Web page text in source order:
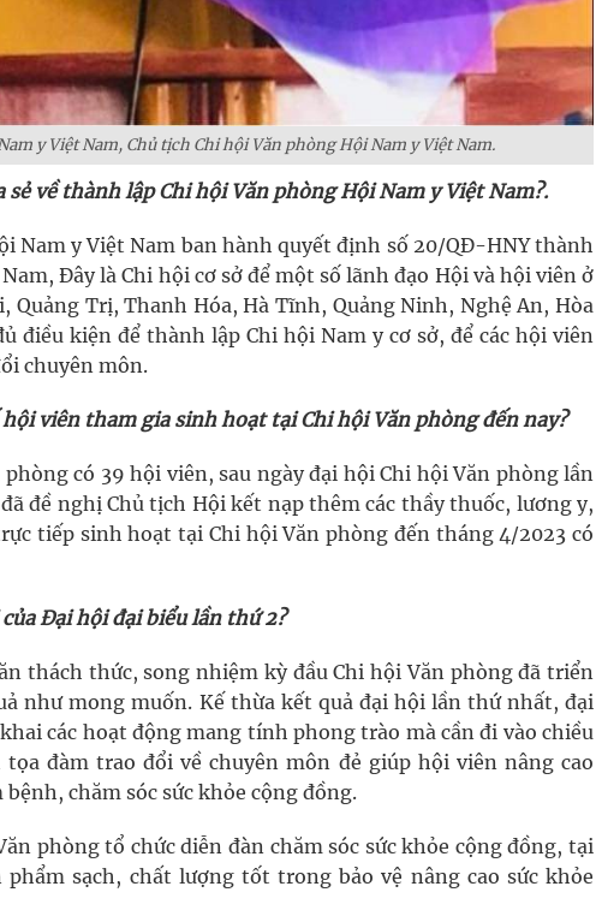
y Việt Nam, Chủ tịch Chi hội Văn phòng Hội Nam y Việt Nam.
về thành lập Chi hội Văn phòng Hội Nam y Việt Nam?.
Nam y Việt Nam ban hành quyết định số 20/QĐ-HNY thành
Đây là Chi hội cơ sở để một số lãnh đạo Hội và hội viên ở
Quảng Trị, Thanh Hóa, Hà Tĩnh, Quảng Ninh, Nghệ An, Hòa
điều kiện để thành lập Chi hội Nam y cơ sở, để các hội viên
chuyên môn.
viên tham gia sinh hoạt tại Chi hội Văn phòng đến nay?
có 39 hội viên, sau ngày đại hội Chi hội Văn phòng lần
đề nghị Chủ tịch Hội kết nạp thêm các thầy thuốc, lương y,
tiếp sinh hoạt tại Chi hội Văn phòng đến tháng 4/2023 có
Đại hội đại biểu lần thứ 2?
thách thức, song nhiệm kỳ đầu Chi hội Văn phòng đã triển
như mong muốn. Kế thừa kết quả đại hội lần thứ nhất, đại
các hoạt động mang tính phong trào mà cần đi vào chiều
đàm trao đổi về chuyên môn đẻ giúp hội viên nâng cao
chăm sóc sức khỏe cộng đồng.
phòng tổ chức diễn đàn chăm sóc sức khỏe cộng đồng, tại
sạch, chất lượng tốt trong bảo vệ nâng cao sức khỏe